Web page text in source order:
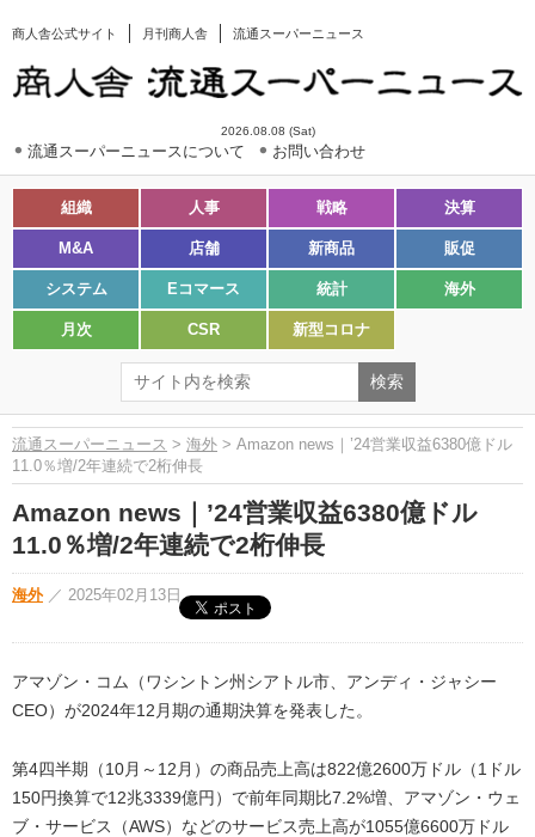
商人舎公式サイト 月刊商人舎 流通スーパーニュース
2026.08.08 (Sat)
流通スーパーニュースについて お問い合わせ
組織 人事 戦略 決算
M&A 店舗 新商品 販促
システム Eコマース 統計 海外
月次 CSR 新型コロナ
流通スーパーニュース > 海外 > Amazon news｜’24営業収益6380億ドル
11.0％増/2年連続で2桁伸長
Amazon news｜’24営業収益6380億ドル
11.0％増/2年連続で2桁伸長
海外 ／ 2025年02月13日
アマゾン・コム（ワシントン州シアトル市、アンディ・ジャシー
CEO）が2024年12月期の通期決算を発表した。
第4四半期（10月～12月）の商品売上高は822億2600万ドル（1ドル
150円換算で12兆3339億円）で前年同期比7.2%増、アマゾン・ウェ
ブ・サービス（AWS）などのサービス売上高が1055億6600万ドル